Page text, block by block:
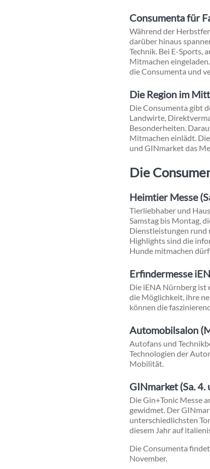
Consumenta für
Während der
darüber hinaus
Technik. Bei E-Sports,
Mitmachen
die Consumenta und
Die Region im
Die Consumenta gibt
Landwirte,
Besonderheiten.
Mitmachen einlädt.
und GINmarket das
Die
Heimtier Messe
Tierliebhaber und
Samstag bis Montag,
Dienstleistungen rund
Highlights sind die
Hunde mitmachen
Erfindermesse
Die iENA Nürnberg ist
die Möglichkeit, ihre
können die
Automobilsalon
Autofans und
Technologien der
Mobilität.
GINmarket (Sa. 4.
Die Gin+Tonic Messe
gewidmet. Der
unterschiedlichsten
diesem Jahr auf
Die Consumenta
November.